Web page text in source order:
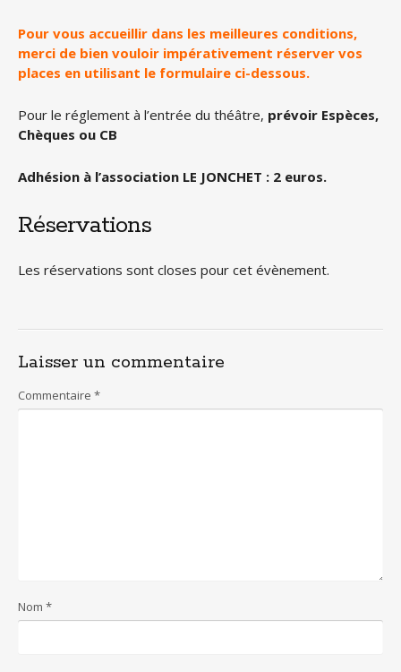
Pour vous accueillir dans les meilleures conditions,
merci de bien vouloir impérativement réserver vos
places en utilisant le formulaire ci-dessous.
Pour le réglement à l’entrée du théâtre, prévoir Espèces,
Chèques ou CB
Adhésion à l’association LE JONCHET : 2 euros.
Réservations
Les réservations sont closes pour cet évènement.
Laisser un commentaire
Commentaire *
Nom *